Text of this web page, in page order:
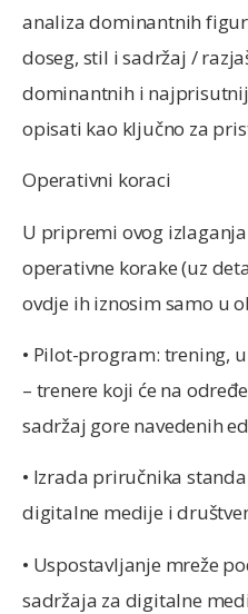
analiza dominantnih
doseg, stil i sadržaj /
dominantnih i
opisati kao ključno za
Operativni koraci
U pripremi ovog
operativne korake (uz
ovdje ih iznosim samo u
• Pilot-program: trening,
– trenere koji će na
sadržaj gore navedenih
• Izrada priručnika
digitalne medije i
• Uspostavljanje mreže
sadržaja za digitalne